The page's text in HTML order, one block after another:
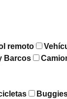
remoto
Barcos